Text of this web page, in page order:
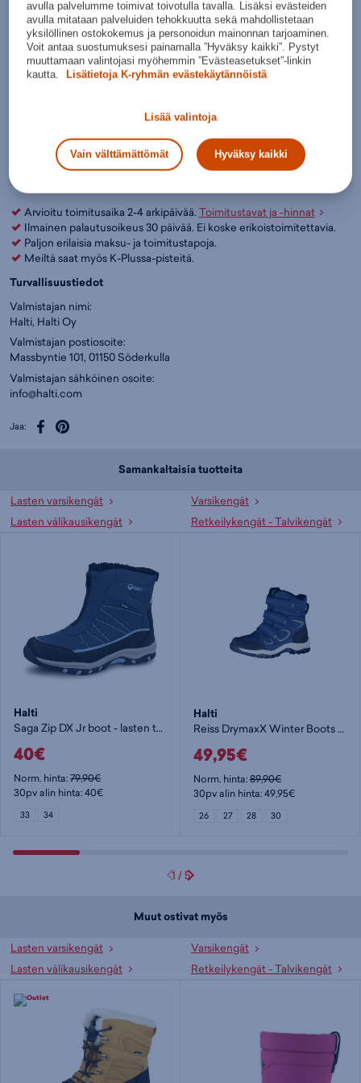
Väri:Punainen(54-2724)
33
34 35 36 37 38 Kokotaulukko
Lisää ostoskoriin
SaatavillaMyymälät:
Ole hyvä ja valitse koko, jotta voimme näyttää tuotteen
myymäläsaatavuuden.
Arvioitu toimitusaika 2-4 arkipäivää. Toimitustavat ja -hinnat
Ilmainen palautusoikeus 30 päivää. Ei koske erikoistoimitettavia.
Paljon erilaisia maksu- ja toimitustapoja.
Meiltä saat myös K-Plussa-pisteitä.
Turvallisuustiedot
Valmistajan nimi:
Halti, Halti Oy
Valmistajan postiosoite:
Massbyntie 101, 01150 Söderkulla
Valmistajan sähköinen osoite:
info@halti.com
Jaa:
Samankaltaisia tuotteita
Lasten varsikengät
Varsikengät
Lasten välikausikengät
Retkeilykengät - Talvikengät
Halti
Saga Zip DX Jr boot - lasten talvivarsikengät
40€
Norm. hinta:79,90€
30pv alin hinta: 40€
33 34
Halti
Reiss DrymaxX Winter Boots - lasten talvivarsikengät
49,95€
Norm. hinta:89,90€
30pv alin hinta: 49,95€
26 27 28 30
1 /5
Muut ostivat myös
Lasten varsikengät
Varsikengät
Lasten välikausikengät
Retkeilykengät - Talvikengät
avulla palvelumme toimivat toivotulla tavalla. Lisäksi evästeiden
avulla mitataan palveluiden tehokkuutta sekä mahdollistetaan
yksilöllinen ostokokemus ja personoidun mainonnan tarjoaminen.
Voit antaa suostumuksesi painamalla ”Hyväksy kaikki”. Pystyt
muuttamaan valintojasi myöhemmin ”Evästeasetukset”-linkin
kautta.
Lisätietoja K-ryhmän evästekäytännöistä
Lisää valintoja
Vain välttämättömät Hyväksy kaikki